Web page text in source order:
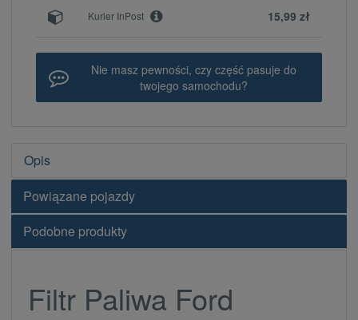
15,99 zł
Kurier InPost
Nie masz pewności, czy część pasuje do
twojego samochodu?
Opis
Powiązane pojazdy
Podobne produkty
Filtr Paliwa Ford